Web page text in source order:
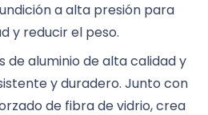
a alta presión para
y reducir el peso.
de aluminio de alta calidad y
y duradero. Junto con
de fibra de vidrio, crea